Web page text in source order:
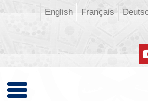
Français
English